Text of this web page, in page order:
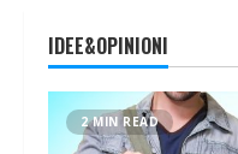
IDEE&OPINIONI
2 MIN READ